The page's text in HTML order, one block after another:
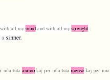
all my mind and with all my strenght.
sinner.
mia tuta animo kaj per mia tuta menso kaj per mia